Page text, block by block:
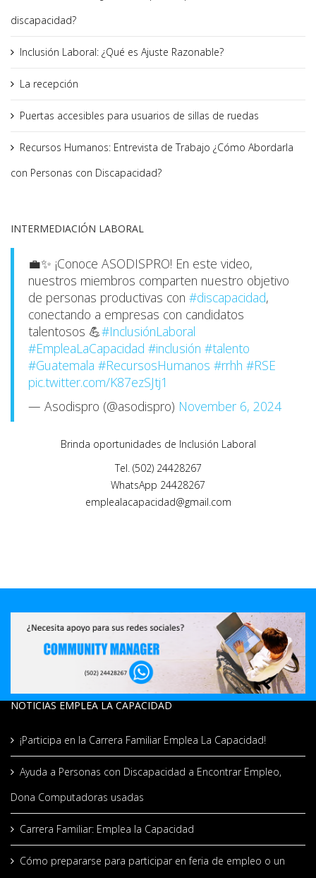
discapacidad?
Inclusión Laboral: ¿Qué es Ajuste Razonable?
La recepción
Puertas accesibles para usuarios de sillas de ruedas
Recursos Humanos: Entrevista de Trabajo ¿Cómo Abordarla
con Personas con Discapacidad?
INTERMEDIACIÓN LABORAL
💼✨ ¡Conoce ASODISPRO! En este video,
nuestros miembros comparten nuestro objetivo
de personas productivas con #discapacidad,
conectando a empresas con candidatos
talentosos 💪#InclusiónLaboral
#EmpleaLaCapacidad #inclusión #talento
#Guatemala #RecursosHumanos #rrhh #RSE
pic.twitter.com/K87ezSJtj1
— Asodispro (@asodispro) November 6, 2024
Brinda oportunidades de Inclusión Laboral
Tel. (502) 24428267
WhatsApp 24428267
emplealacapacidad@gmail.com
NOTICIAS EMPLEA LA CAPACIDAD
¡Participa en la Carrera Familiar Emplea La Capacidad!
Ayuda a Personas con Discapacidad a Encontrar Empleo,
Dona Computadoras usadas
Carrera Familiar: Emplea la Capacidad
Cómo prepararse para participar en feria de empleo o un